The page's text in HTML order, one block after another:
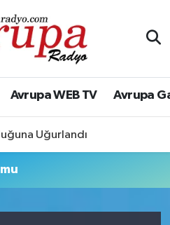
Avrupa WEB TV Avrupa
Uğurlandı